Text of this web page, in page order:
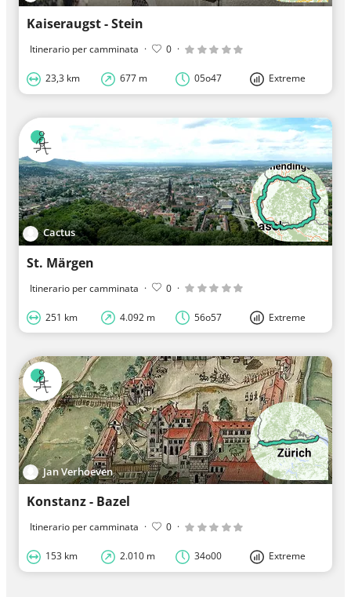
Kaiseraugst - Stein
Itinerario per camminata · 0 ·
23,3 km 677 m 05o47 Extreme
Cactus
St. Märgen
Itinerario per camminata · 0 ·
251 km 4.092 m 56o57 Extreme
Jan Verhoeven
Konstanz - Bazel
Itinerario per camminata · 0 ·
153 km 2.010 m 34o00 Extreme